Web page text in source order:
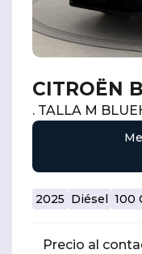
CITROËN
. TALLA M
2025 Diésel 100
Precio al